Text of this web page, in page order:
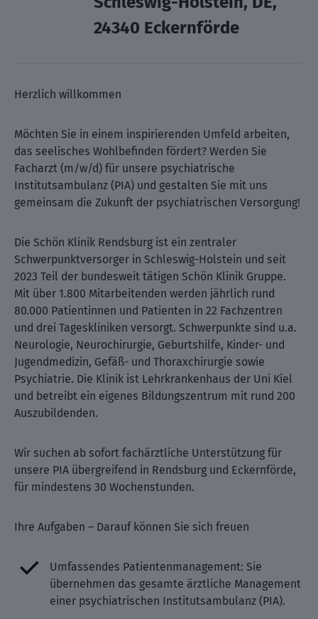
24340 Eckernförde
Herzlich willkommen
Möchten Sie in einem inspirierenden Umfeld arbeiten,
das seelisches Wohlbefinden fördert? Werden Sie
Facharzt (m/w/d) für unsere psychiatrische
Institutsambulanz (PIA) und gestalten Sie mit uns
gemeinsam die Zukunft der psychiatrischen Versorgung!
Die Schön Klinik Rendsburg ist ein zentraler
Schwerpunktversorger in Schleswig-Holstein und seit
2023 Teil der bundesweit tätigen Schön Klinik Gruppe.
Mit über 1.800 Mitarbeitenden werden jährlich rund
80.000 Patientinnen und Patienten in 22 Fachzentren
und drei Tageskliniken versorgt. Schwerpunkte sind u.a.
Neurologie, Neurochirurgie, Geburtshilfe, Kinder- und
Jugendmedizin, Gefäß- und Thoraxchirurgie sowie
Psychiatrie. Die Klinik ist Lehrkrankenhaus der Uni Kiel
und betreibt ein eigenes Bildungszentrum mit rund 200
Auszubildenden.
Wir suchen ab sofort fachärztliche Unterstützung für
unsere PIA übergreifend in Rendsburg und Eckernförde,
für mindestens 30 Wochenstunden.
Ihre Aufgaben – Darauf können Sie sich freuen
Umfassendes Patientenmanagement: Sie
übernehmen das gesamte ärztliche Management
einer psychiatrischen Institutsambulanz (PIA).